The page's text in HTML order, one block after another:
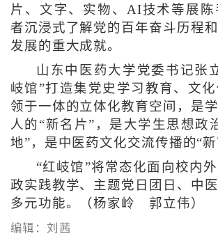
片、文字、实物、AI技术等展陈
者沉浸式了解党的百年奋斗历程
发展的重大成就。
山东中医药大学党委书记张
岐馆”打造集党史学习教育、文化
领于一体的立体化教育空间，是
人的“新名片”，是大学生思想政
地”，是中医药文化交流传播的“新
“红岐馆”将常态化面向校内
政实践教学、主题党日团日、中
多元功能。（杨家岭 郭立伟）
编辑：刘茜